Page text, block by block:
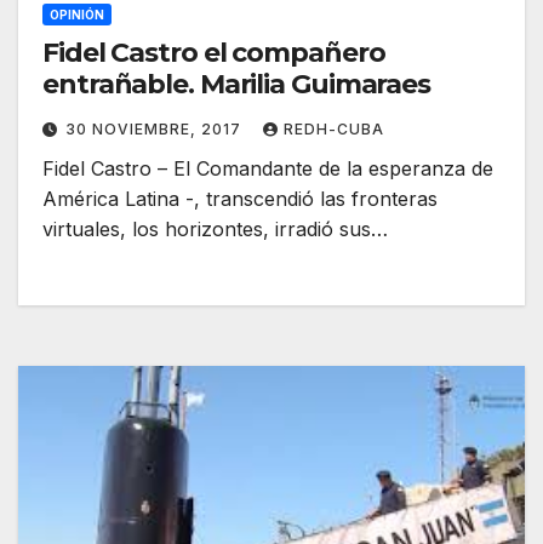
OPINIÓN
Fidel Castro el compañero
entrañable. Marilia Guimaraes
30 NOVIEMBRE, 2017 REDH-CUBA
Fidel Castro – El Comandante de la esperanza de
América Latina -, transcendió las fronteras
virtuales, los horizontes, irradió sus…